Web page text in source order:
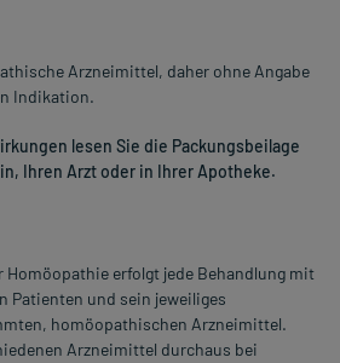
Arzneimittel, daher ohne Angabe
Indikation.
lesen Sie die Packungsbeilage
Ihren Arzt oder in Ihrer Apotheke.
Homöopathie erfolgt jede Behandlung mit
Patienten und sein jeweiliges
homöopathischen Arzneimittel.
Arzneimittel durchaus bei